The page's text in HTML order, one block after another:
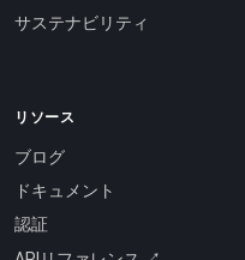
サステナビリティ
リソース
ブログ
ドキュメント
認証